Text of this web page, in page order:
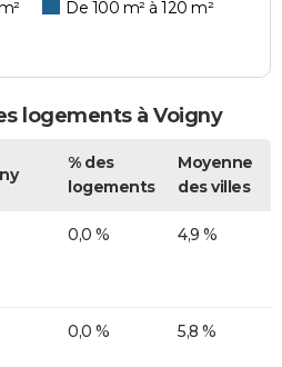
De 100 m² à 120 m²
logements à Voigny
% des
logements
Moyenne
des villes
0,0 % 4,9 %
0,0 % 5,8 %